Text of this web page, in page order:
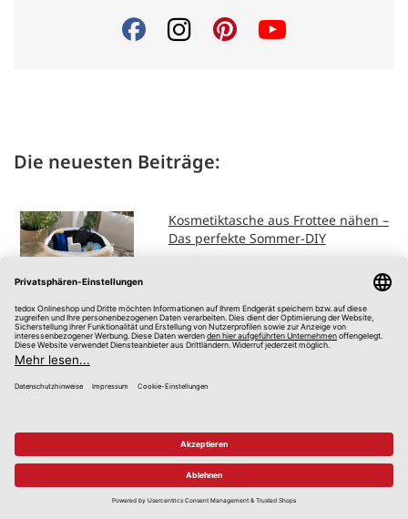
Die neuesten Beiträge:
Kosmetiktasche aus Frottee nähen –
Das perfekte Sommer-DIY
DIY Gartenbeleuchtung:
Stimmungsvolle Ideen für laue
26. Juni 2026
Der perfekte Sonnenschutz - Rollos,
Jalousien, Plissees oder
Vertikalanlagen
15. Mai 2026